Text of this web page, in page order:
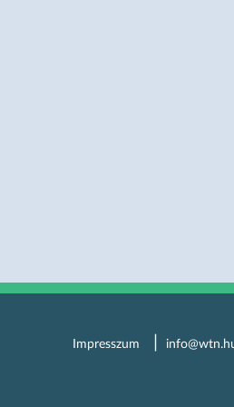
Impresszum